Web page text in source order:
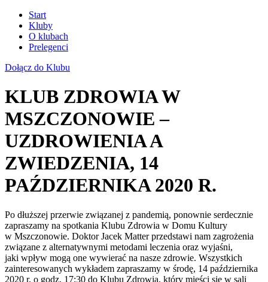
Start
Kluby
O klubach
Prelegenci
Dołącz do Klubu
KLUB ZDROWIA W
MSZCZONOWIE –
UZDROWIENIA A
ZWIEDZENIA, 14
PAŹDZIERNIKA 2020 R.
Po dłuższej przerwie związanej z pandemią, ponownie serdecznie
zapraszamy na spotkania Klubu Zdrowia w Domu Kultury
w Mszczonowie. Doktor Jacek Matter przedstawi nam zagrożenia
związane z alternatywnymi metodami leczenia oraz wyjaśni,
jaki wpływ mogą one wywierać na nasze zdrowie. Wszystkich
zainteresowanych wykładem zapraszamy w środę, 14 października
2020 r. o godz. 17:30 do Klubu Zdrowia, który mieści się w sali